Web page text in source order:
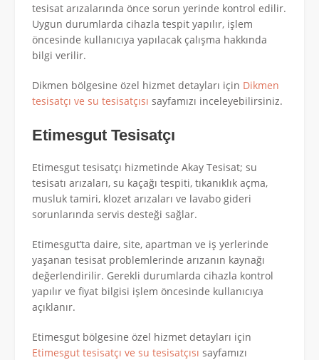
tesisat arızalarında önce sorun yerinde kontrol edilir.
Uygun durumlarda cihazla tespit yapılır, işlem
öncesinde kullanıcıya yapılacak çalışma hakkında
bilgi verilir.
Dikmen bölgesine özel hizmet detayları için Dikmen
tesisatçı ve su tesisatçısı sayfamızı inceleyebilirsiniz.
Etimesgut Tesisatçı
Etimesgut tesisatçı hizmetinde Akay Tesisat; su
tesisatı arızaları, su kaçağı tespiti, tıkanıklık açma,
musluk tamiri, klozet arızaları ve lavabo gideri
sorunlarında servis desteği sağlar.
Etimesgut’ta daire, site, apartman ve iş yerlerinde
yaşanan tesisat problemlerinde arızanın kaynağı
değerlendirilir. Gerekli durumlarda cihazla kontrol
yapılır ve fiyat bilgisi işlem öncesinde kullanıcıya
açıklanır.
Etimesgut bölgesine özel hizmet detayları için
Etimesgut tesisatçı ve su tesisatçısı sayfamızı